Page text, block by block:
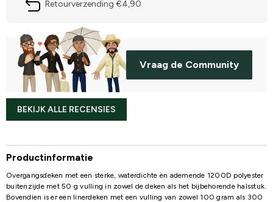
Retourverzending €4,90
Vraag de Community
BEKIJK ALLE RECENSIES
Productinformatie
Overgangsdeken met een sterke, waterdichte en ademende 1200D polyester
buitenzijde met 50 g vulling in zowel de deken als het bijbehorende halsstuk.
Bovendien is er een linerdeken met een vulling van zowel 100 gram als 300